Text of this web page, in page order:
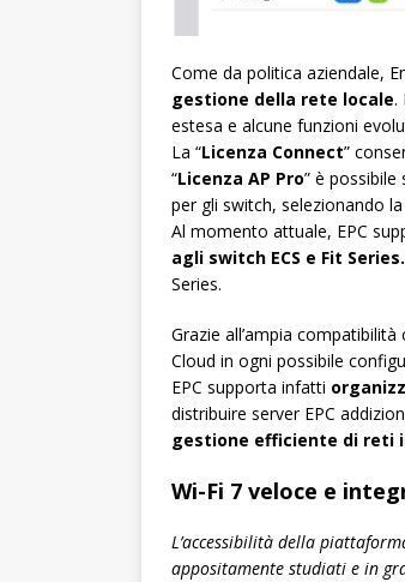
Come da politica aziendale,
gestione della rete locale.
estesa e alcune funzioni
La “Licenza Connect”
“Licenza AP Pro” è
per gli switch, selezionando la
Al momento attuale, EPC
agli switch ECS e Fit Series.
Series.
Grazie all’ampia
Cloud in ogni possibile
EPC supporta infatti
distribuire server EPC
gestione efficiente di reti
Wi-Fi 7 veloce e
L’accessibilità della
appositamente studiati e in